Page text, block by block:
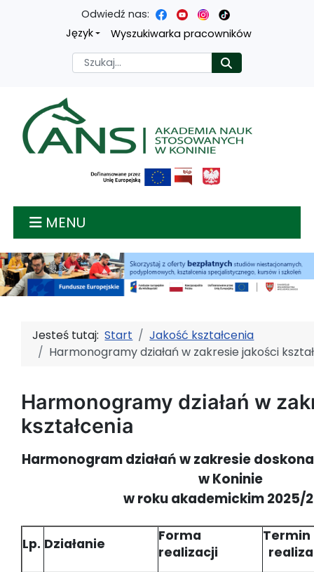
Przejdź
treści
głównej
Przejdź
menu
nawigacyjnego
Przejdź
wyszukiwarki
Przejdź
mapy
strony
Odwiedź nas:
Język
Wyszukiwarka pracowników
Szukaj
Akademia nauk
MENU
Jesteś tutaj:Start
Jakość kształcenia
Harmonogramy działań w zakresie jakości
Harmonogramy działań w
kształcenia
Harmonogram działań w zakresie
w Koninie
w roku akademickim 2025/
Lp. Działanie
Forma
realizacji
Termin